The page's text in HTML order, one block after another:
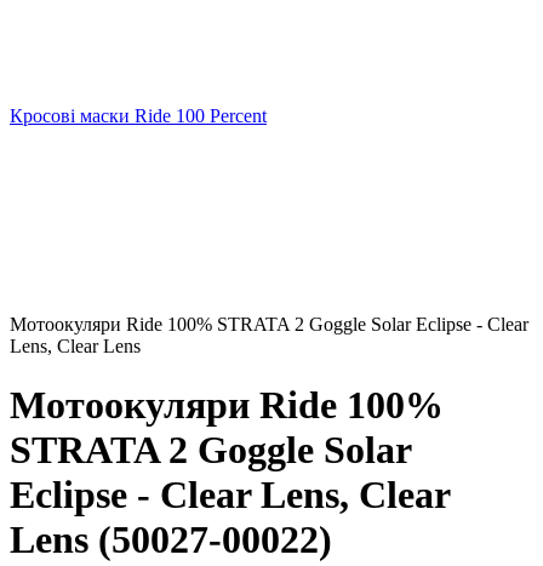
Кросові маски Ride 100 Percent
Мотоокуляри Ride 100% STRATA 2 Goggle Solar Eclipse - Clear
Lens, Clear Lens
Мотоокуляри Ride 100%
STRATA 2 Goggle Solar
Eclipse - Clear Lens, Clear
Lens (50027-00022)